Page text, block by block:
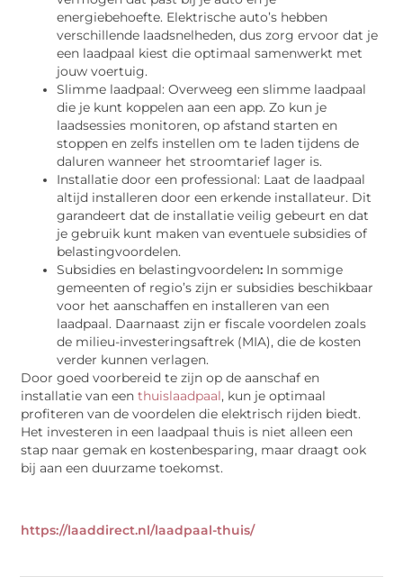
energiebehoefte. Elektrische auto’s hebben
verschillende laadsnelheden, dus zorg ervoor dat je
een laadpaal kiest die optimaal samenwerkt met
jouw voertuig.
Slimme laadpaal: Overweeg een slimme laadpaal
die je kunt koppelen aan een app. Zo kun je
laadsessies monitoren, op afstand starten en
stoppen en zelfs instellen om te laden tijdens de
daluren wanneer het stroomtarief lager is.
Installatie door een professional: Laat de laadpaal
altijd installeren door een erkende installateur. Dit
garandeert dat de installatie veilig gebeurt en dat
je gebruik kunt maken van eventuele subsidies of
belastingvoordelen.
Subsidies en belastingvoordelen: In sommige
gemeenten of regio’s zijn er subsidies beschikbaar
voor het aanschaffen en installeren van een
laadpaal. Daarnaast zijn er fiscale voordelen zoals
de milieu-investeringsaftrek (MIA), die de kosten
verder kunnen verlagen.
Door goed voorbereid te zijn op de aanschaf en
installatie van eenthuislaadpaal, kun je optimaal
profiteren van de voordelen die elektrisch rijden biedt.
Het investeren in een laadpaal thuis is niet alleen een
stap naar gemak en kostenbesparing, maar draagt ook
bij aan een duurzame toekomst.
https://laaddirect.nl/laadpaal-thuis/